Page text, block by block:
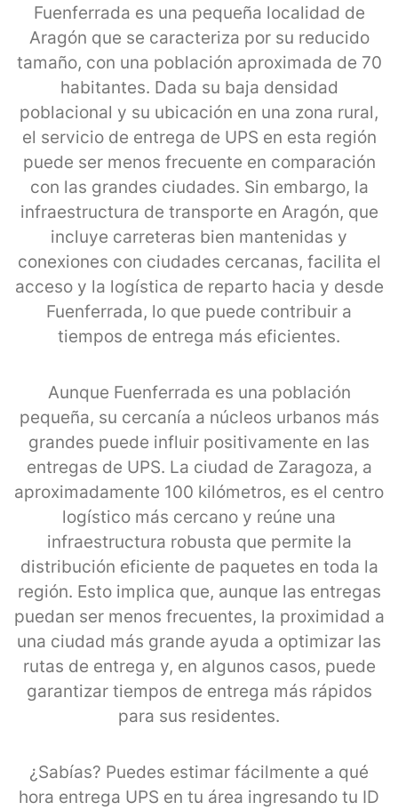
Fuenferrada es una pequeña localidad de
Aragón que se caracteriza por su reducido
tamaño, con una población aproximada de 70
habitantes. Dada su baja densidad
poblacional y su ubicación en una zona rural,
el servicio de entrega de UPS en esta región
puede ser menos frecuente en comparación
con las grandes ciudades. Sin embargo, la
infraestructura de transporte en Aragón, que
incluye carreteras bien mantenidas y
conexiones con ciudades cercanas, facilita el
acceso y la logística de reparto hacia y desde
Fuenferrada, lo que puede contribuir a
tiempos de entrega más eficientes.
Aunque Fuenferrada es una población
pequeña, su cercanía a núcleos urbanos más
grandes puede influir positivamente en las
entregas de UPS. La ciudad de Zaragoza, a
aproximadamente 100 kilómetros, es el centro
logístico más cercano y reúne una
infraestructura robusta que permite la
distribución eficiente de paquetes en toda la
región. Esto implica que, aunque las entregas
puedan ser menos frecuentes, la proximidad a
una ciudad más grande ayuda a optimizar las
rutas de entrega y, en algunos casos, puede
garantizar tiempos de entrega más rápidos
para sus residentes.
¿Sabías? Puedes estimar fácilmente a qué
hora entrega UPS en tu área ingresando tu ID